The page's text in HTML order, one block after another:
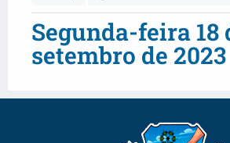
Segunda-feira 18
setembro de 2023